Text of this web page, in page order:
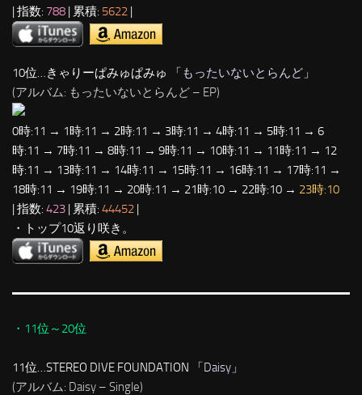
| 指数: 788 | 累積: 5622 |
10位…きゃりーぱみゅぱみゅ 「 もったいないとらんど 」
(アルバム: もったいないとらんど – EP)
0時:11 → 1時:11 → 2時:11 → 3時:11 → 4時:11 → 5時:11 → 6
時:11 → 7時:11 → 8時:11 → 9時:11 → 10時:11 → 11時:11 → 12
時:11 → 13時:11 → 14時:11 → 15時:11 → 16時:11 → 17時:11 →
18時:11 → 19時:11 → 20時:11 → 21時:10 → 22時:10 → 23時:10
| 指数: 423 | 累積: 44452 |
・トップ10返り咲き。
・11位～20位
11位…STEREO DIVE FOUNDATION 「Daisy 」
(アルバム: Daisy – Single)